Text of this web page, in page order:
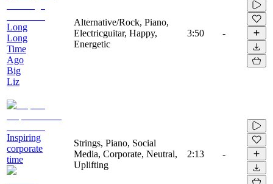
Long
Long
Time
Ago
Big
Liz
Alternative/Rock, Piano,
Electricguitar, Happy,
Energetic
3:50 -
Inspiring
corporate
time
Strings, Piano, Social
Media, Corporate, Neutral,
Uplifting
2:13 -